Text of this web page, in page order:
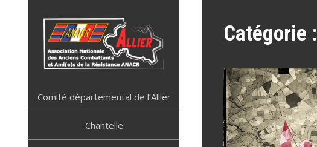
Comité départemental de l’Allier
Chantelle
Catégorie :